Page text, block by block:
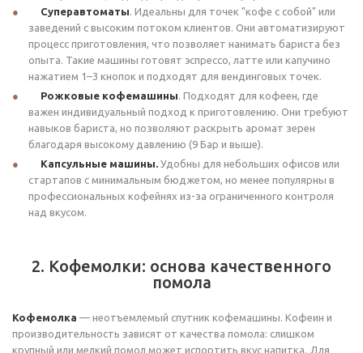
Суперавтоматы. Идеальны для точек "кофе с собой" или
заведений с высоким потоком клиентов. Они автоматизируют
процесс приготовления, что позволяет нанимать бариста без
опыта. Такие машины готовят эспрессо, латте или капучино
нажатием 1–3 кнопок и подходят для вендинговых точек.
Рожковые кофемашины. Подходят для кофеен, где
важен индивидуальный подход к приготовлению. Они требуют
навыков бариста, но позволяют раскрыть аромат зерен
благодаря высокому давлению (9 Бар и выше).
Капсульные машины. Удобны для небольших офисов или
стартапов с минимальным бюджетом, но менее популярны в
профессиональных кофейнях из-за ограниченного контроля
над вкусом.
2. Кофемолки: основа качественного
помола
Кофемолка — неотъемлемый спутник кофемашины. Кофеин и
производительность зависят от качества помола: слишком
крупный или мелкий помол может испортить вкус напитка. Для